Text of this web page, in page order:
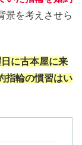
景を考えさせら
に古本屋に来
指輪の慣習はい